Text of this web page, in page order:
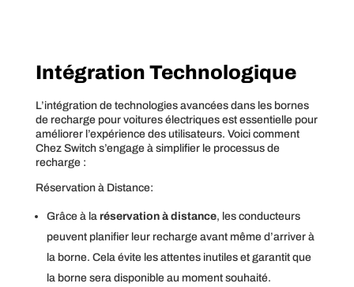
Intégration Technologique
L’intégration de technologies avancées dans les bornes
de recharge pour voitures électriques est essentielle pour
améliorer l’expérience des utilisateurs. Voici comment
Chez Switch s’engage à simplifier le processus de
recharge :
Réservation à Distance:
Grâce à la réservation à distance, les conducteurs
peuvent planifier leur recharge avant même d’arriver à
la borne. Cela évite les attentes inutiles et garantit que
la borne sera disponible au moment souhaité.